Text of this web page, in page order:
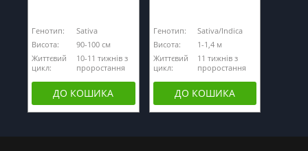
Генотип:
Sativa
Висота:
90-100 см
Життєвий
цикл:
10-11 тижнів з
проростання
ДО КОШИКА
Генотип:
Sativa/Indica
Висота:
1-1,4 м
Життєвий
цикл:
11 тижнів з
проростання
ДО КОШИКА